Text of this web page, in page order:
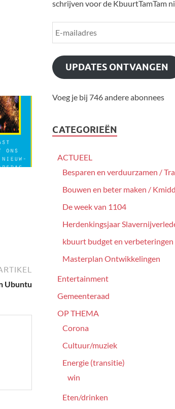
Ubuntu
schrijven voor de KbuurtTamTam
UPDATES ONTVANGEN
Voeg je bij 746 andere abonnees
CATEGORIEËN
ACTUEEL
Besparen en verduurzamen /
Bouwen en beter maken /
De week van 1104
Herdenkingsjaar
kbuurt budget en verbeteringen
Masterplan Ontwikkelingen
Entertainment
Gemeenteraad
OP THEMA
Corona
Cultuur/muziek
Energie (transitie)
win
Eten/drinken